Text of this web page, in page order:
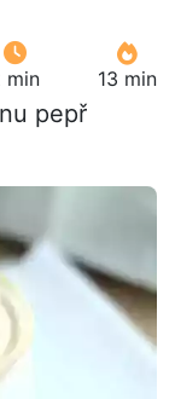
min 13 min
pepř